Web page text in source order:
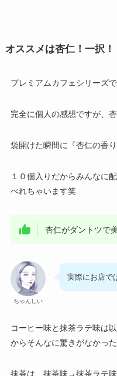
オススメは杏仁！一択！
プレミアムカフェシリーズ
完全に個人の感想ですが、
袋開けた瞬間に『杏仁の香
１０個入りだからみんなに
べれちゃいます笑
杏仁がダントツで
ちゃんしい
実際にお店で
コーヒー味と抹茶ラテ味は
からそんなに驚きがなかった
抹茶は 抹茶味→抹茶ラテ味